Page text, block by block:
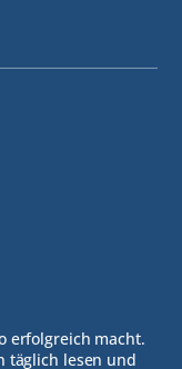
erfolgreich macht.
täglich lesen und